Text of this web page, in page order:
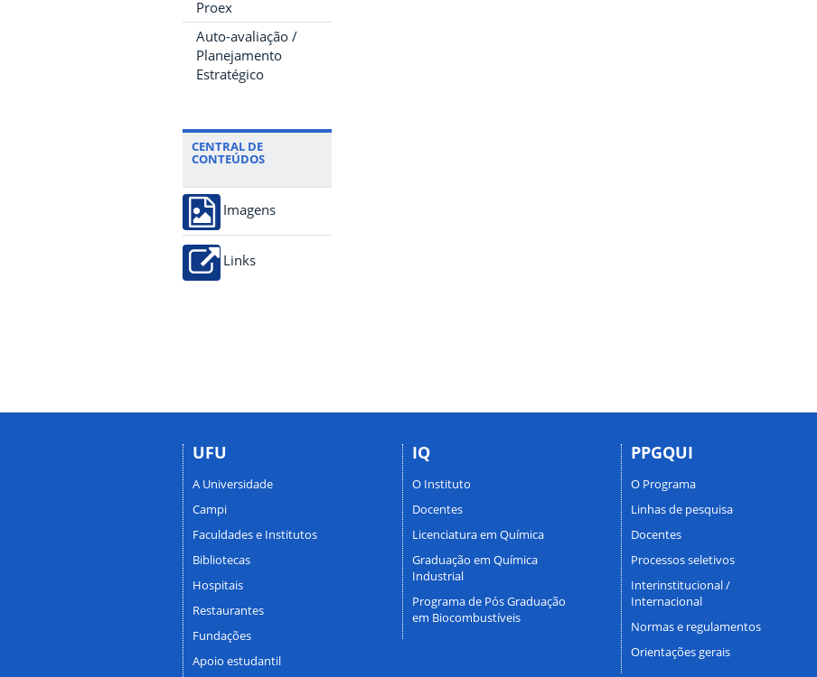
Proex
Auto-avaliação /
Planejamento
Estratégico
CENTRAL DE
CONTEÚDOS
Imagens
Links
UFU
A Universidade
Campi
Faculdades e Institutos
Bibliotecas
Hospitais
Restaurantes
Fundações
Apoio estudantil
IQ
O Instituto
Docentes
Licenciatura em Química
Graduação em Química
Industrial
Programa de Pós Graduação
em Biocombustíveis
PPGQUI
O Programa
Linhas de pesquisa
Docentes
Processos seletivos
Interinstitucional /
Internacional
Normas e regulamentos
Orientações gerais